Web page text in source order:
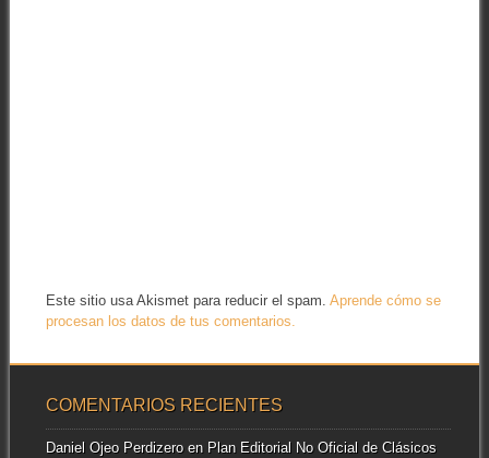
Este sitio usa Akismet para reducir el spam. Aprende cómo se
procesan los datos de tus comentarios.
COMENTARIOS RECIENTES
Daniel Ojeo Perdizeroen Plan Editorial No Oficial de Clásicos